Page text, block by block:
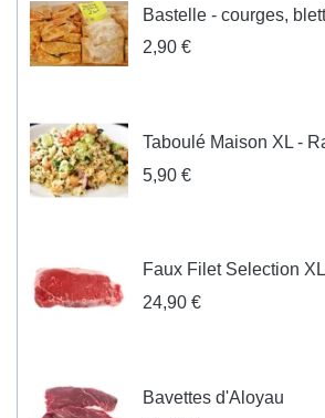
Bastelle - courges,
2,90 €
Taboulé Maison XL -
5,90 €
Faux Filet Selection XL
24,90 €
Bavettes d'Aloyau